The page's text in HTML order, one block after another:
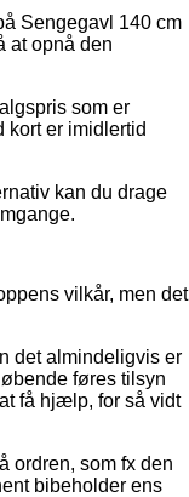
Sengegavl 140 cm
at opnå den
som er
kort er imidlertid
kan du drage
vilkår, men det
det almindeligvis er
føres tilsyn
få hjælp, for så vidt
ordren, som fx den
bibeholder ens